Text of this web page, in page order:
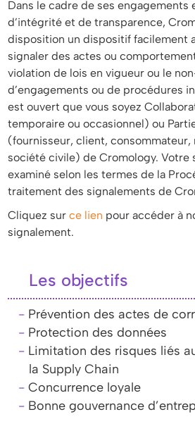
Dans le cadre de ses engagements
d’intégrité et de transparence,
disposition un dispositif facilement
signaler des actes ou
violation de lois en vigueur ou le
d’engagements ou de procédures
est ouvert que vous soyez
temporaire ou occasionnel) ou
(fournisseur, client,
société civile) de Cromology. Votre
examiné selon les termes de la
traitement des signalements de
Cliquez surce lien pour accéder à
signalement.
Les objectifs
Prévention des actes de
Protection des données
Limitation des risques liés
la Supply Chain
Concurrence loyale
Bonne gouvernance